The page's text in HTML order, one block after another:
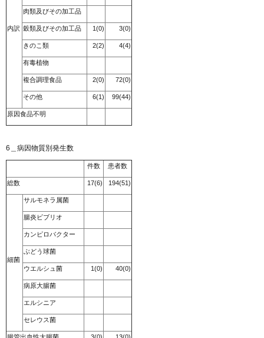
内訳
肉類及びその加工品
穀類及びその加工品 1(0) 3(0)
きのこ類 2(2) 4(4)
有毒植物
複合調理食品 2(0) 72(0)
その他 6(1) 99(44)
原因食品不明
6＿病因物質別発生数
件数 患者数
総数 17(6) 194(51)
細菌
サルモネラ属菌
腸炎ビブリオ
カンピロバクター
ぶどう球菌
ウエルシュ菌 1(0) 40(0)
病原大腸菌
エルシニア
セレウス菌